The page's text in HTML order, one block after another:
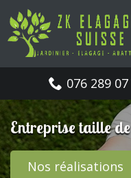
076 289 07
Entreprise taille
Nos réalisations